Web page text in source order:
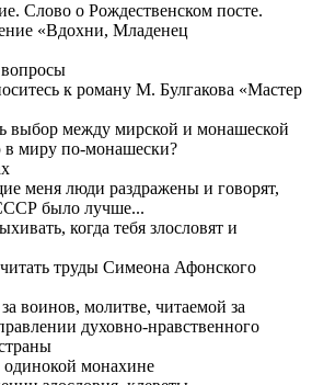
Слово о Рождественском посте.
«Вдохни, Младенец
к роману М. Булгакова «Мастер
выбор между мирской и монашеской
миру по-монашески?
меня люди раздражены и говорят,
было лучше...
когда тебя злословят и
труды Симеона Афонского
воинов, молитве, читаемой за
духовно-нравственного
монахине